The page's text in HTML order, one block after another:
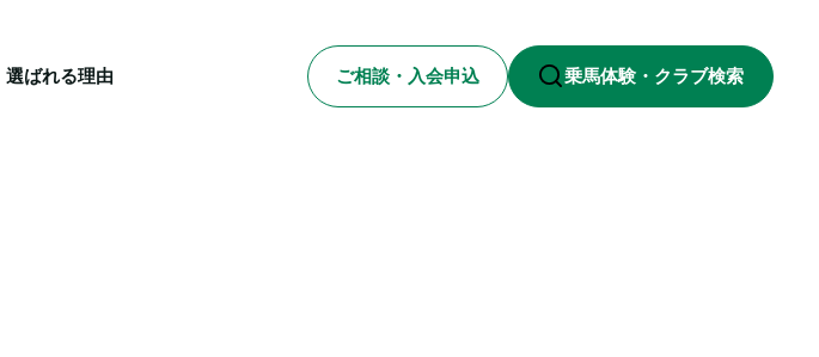
選ばれる理由 ご相談・入会申込 乗馬体験・クラブ検索